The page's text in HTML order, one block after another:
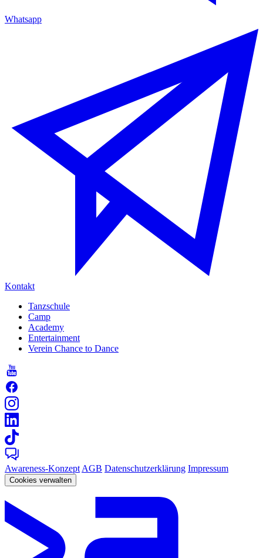
Whatsapp
Kontakt
Tanzschule
Camp
Academy
Entertainment
Verein Chance to Dance
Awareness-Konzept AGB Datenschutzerklärung Impressum
Cookies verwalten